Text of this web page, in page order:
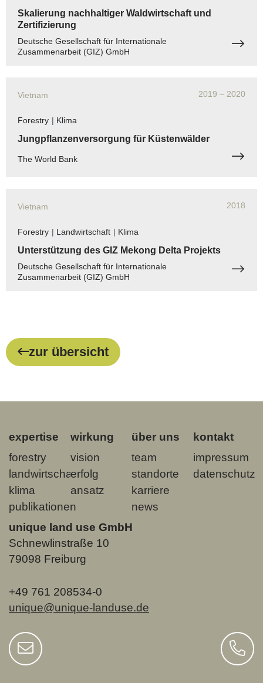
Skalierung nachhaltiger Waldwirtschaft und
Zertifizierung
Deutsche Gesellschaft für Internationale
Zusammenarbeit (GIZ) GmbH
Vietnam 2019 – 2020
Forestry | Klima
Jungpflanzenversorgung für Küstenwälder
The World Bank
Vietnam 2018
Forestry | Landwirtschaft | Klima
Unterstützung des GIZ Mekong Delta Projekts
Deutsche Gesellschaft für Internationale
Zusammenarbeit (GIZ) GmbH
zur übersicht
expertise
forestry
landwirtschaft
klima
publikationen
wirkung
vision
erfolg
ansatz
über uns
team
standorte
karriere
news
kontakt
impressum
datenschutz
unique land use GmbH
Schnewlinstraße 10
79098 Freiburg
+49 761 208534-0
unique@unique-landuse.de